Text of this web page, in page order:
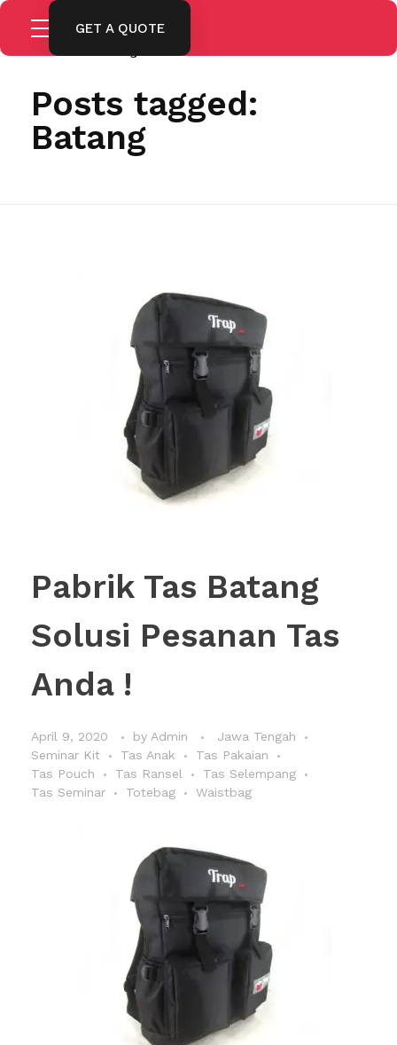
GET A QUOTE
Home
Posts tagged:
Batang
Pabrik Tas Batang
Solusi Pesanan Tas
Anda !
April 9, 2020 by Admin
Jawa Tengah
Seminar Kit
Tas Anak
Tas Pakaian
Tas Pouch
Tas Ransel
Tas Selempang
Tas Seminar
Totebag Waistbag